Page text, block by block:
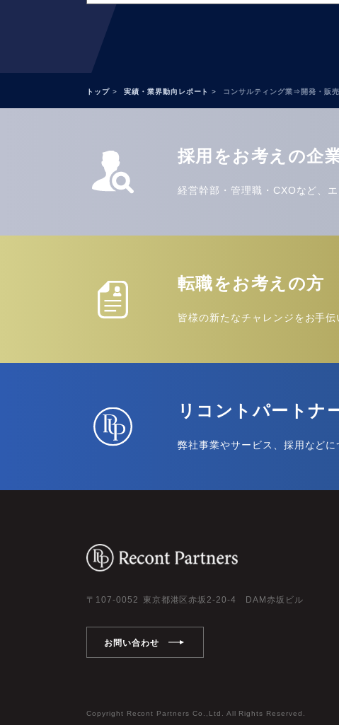
トップ 実績・業界動向レポート コンサルティング業⇒開発・販売
採用をお考えの企
経営幹部・管理職・CXOなど、
転職をお考えの方
皆様の新たなチャレンジをお手
リコントパートナ
弊社事業やサービス、採用など
107-0052 東京都港区赤坂2-20-4 DAM赤坂ビル
お問い合わせ
Copyright Recont Partners Co.,Ltd. All Rights Reserved.